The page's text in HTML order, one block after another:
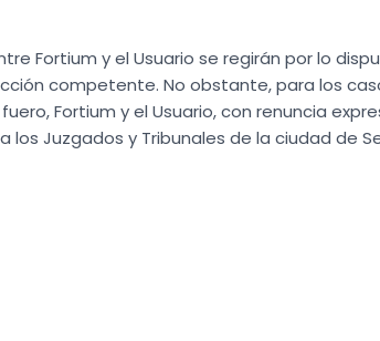
Fortium y el Usuario se regirán por lo
competente. No obstante, para los
Fortium y el Usuario, con renuncia
Juzgados y Tribunales de la ciudad de